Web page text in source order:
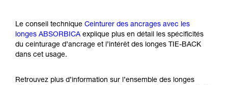
Le conseil technique Ceinturer des ancrages avec les
longes ABSORBICA explique plus en détail les spécificités
du ceinturage d’ancrage et l’intérêt des longes TIE-BACK
dans cet usage.
Retrouvez plus d’information sur l’ensemble des longes